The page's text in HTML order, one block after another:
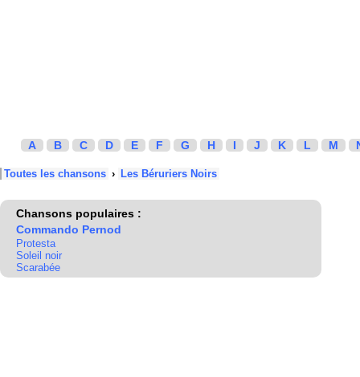
A B C D E F G H I J K L M
Toutes les chansons › Les Béruriers Noirs
Chansons populaires :
Commando Pernod
Protesta
Soleil noir
Scarabée